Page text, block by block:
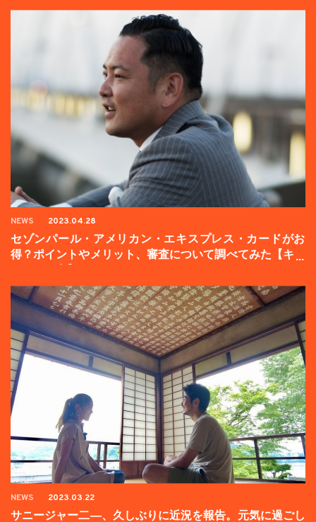
NEWS 2023.04.28
セゾンパール・アメリカン・エキスプレス・カードがお
得？ポイントやメリット、審査について調べてみた【キャ
NEWS 2023.03.22
サニージャー二―、久しぶりに近況を報告。元気に過ごし